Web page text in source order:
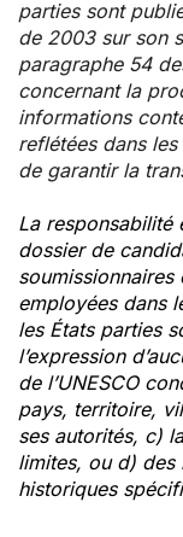
parties sont
de 2003 sur son
paragraphe 54
concernant la
informations
reflétées dans
de garantir la
La responsabilité
dossier de
soumissionnaires
employées dans
les États parties
l’expression
de l’UNESCO
pays, territoire,
ses autorités, c)
limites, ou d) des
historiques